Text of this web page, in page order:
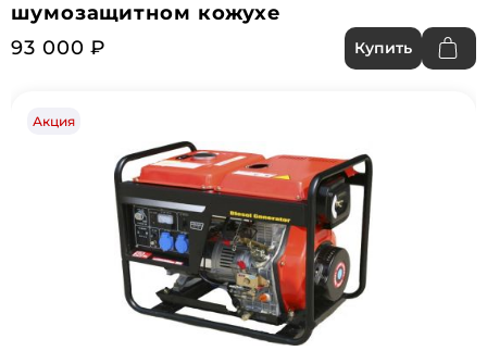
шумозащитном кожухе
93 000 ₽
Купить
Акция